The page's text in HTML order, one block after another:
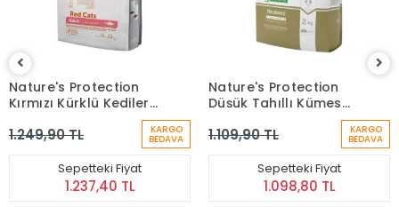
Nature's Protection
Kırmızı Kürklü Kediler
Yetişkin Kedi Maması
1.249,90 TL KARGO
BEDAVA
Sepetteki Fiyat
1.237,40 TL
Nature's Protection
Düşük Tahıllı Kümes
Kısırlaştırılmış Kedi
1.109,90 TL KARGO
BEDAVA
Sepetteki Fiyat
1.098,80 TL